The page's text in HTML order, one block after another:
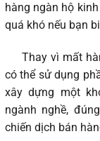
hàng ngàn hộ
quá khó nếu bạn
Thay vì mất
có thể sử dụng
xây dựng một
ngành nghề,
chiến dịch bán